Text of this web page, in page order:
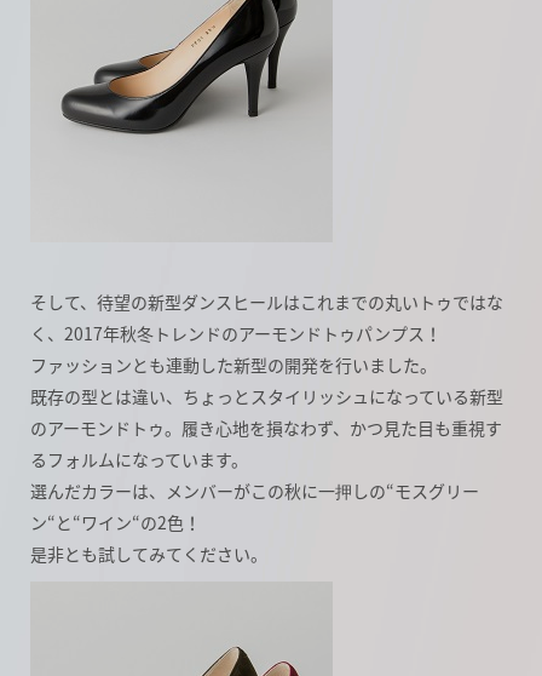
そして、待望の新型ダンスヒールはこれまでの丸いトゥではな
く、2017年秋冬トレンドのアーモンドトゥパンプス！
ファッションとも連動した新型の開発を行いました。
既存の型とは違い、ちょっとスタイリッシュになっている新型
のアーモンドトゥ。履き心地を損なわず、かつ見た目も重視す
るフォルムになっています。
選んだカラーは、メンバーがこの秋に一押しの“モスグリー
ン“と“ワイン“の2色！
是非とも試してみてください。